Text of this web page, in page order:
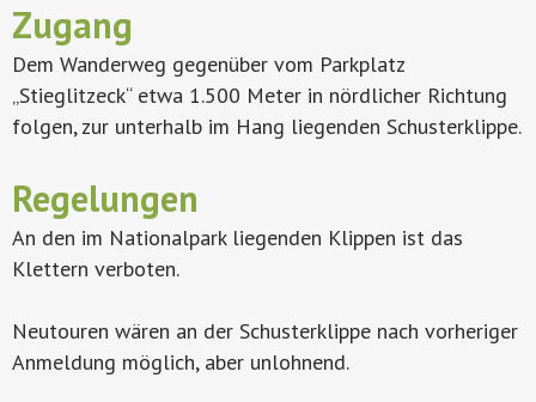
Zugang
Dem Wanderweg gegenüber vom Parkplatz
„Stieglitzeck“ etwa 1.500 Meter in nördlicher Richtung
folgen, zur unterhalb im Hang liegenden Schusterklippe.
Regelungen
An den im Nationalpark liegenden Klippen ist das
Klettern verboten.
Neutouren wären an der Schusterklippe nach vorheriger
Anmeldung möglich, aber unlohnend.